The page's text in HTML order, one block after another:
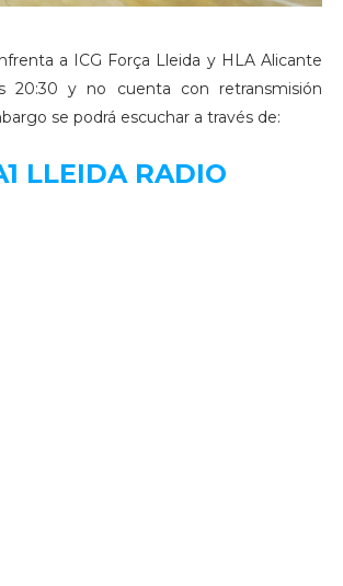
a ICG Força Lleida y HLA Alicante
20:30 y no cuenta con retransmisión
se podrá escuchar a través de:
LLEIDA RADIO